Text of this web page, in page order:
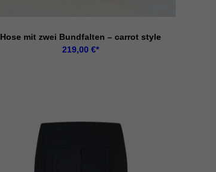
Hose mit zwei Bundfalten – carrot style
219,00€